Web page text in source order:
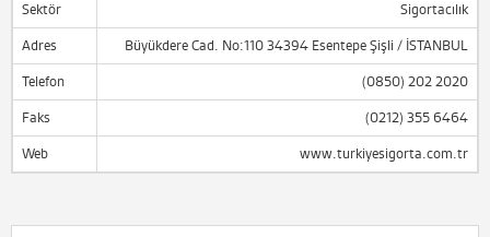
Sektör Sigortacılık
Adres Büyükdere Cad. No:110 34394 Esentepe Şişli / İSTANBUL
Telefon (0850) 202 2020
Faks (0212) 355 6464
Web www.turkiyesigorta.com.tr